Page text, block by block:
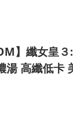
】纖女皇
湯 高纖低卡